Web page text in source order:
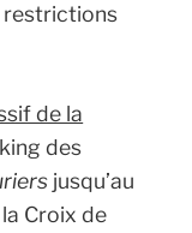
restrictions
de la
des
jusqu’au
Croix de